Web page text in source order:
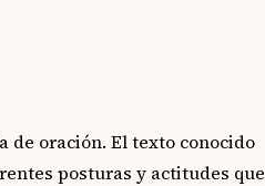
de oración. El texto conocido
posturas y actitudes que